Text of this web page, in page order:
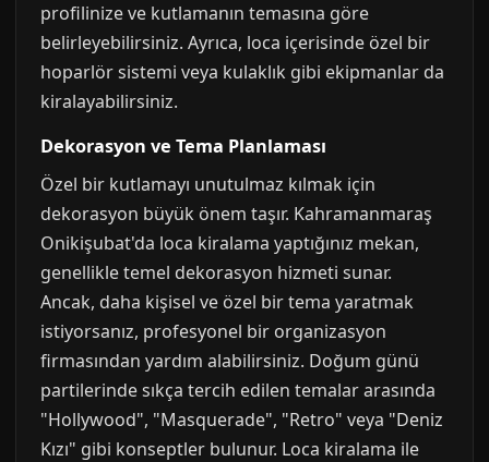
profilinize ve kutlamanın temasına göre
belirleyebilirsiniz. Ayrıca, loca içerisinde özel bir
hoparlör sistemi veya kulaklık gibi ekipmanlar da
kiralayabilirsiniz.
Dekorasyon ve Tema Planlaması
Özel bir kutlamayı unutulmaz kılmak için
dekorasyon büyük önem taşır. Kahramanmaraş
Onikişubat'da loca kiralama yaptığınız mekan,
genellikle temel dekorasyon hizmeti sunar.
Ancak, daha kişisel ve özel bir tema yaratmak
istiyorsanız, profesyonel bir organizasyon
firmasından yardım alabilirsiniz. Doğum günü
partilerinde sıkça tercih edilen temalar arasında
"Hollywood", "Masquerade", "Retro" veya "Deniz
Kızı" gibi konseptler bulunur. Loca kiralama ile